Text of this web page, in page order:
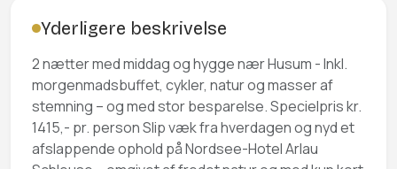
Yderligere beskrivelse
2 nætter med middag og hygge nær Husum - Inkl.
morgenmadsbuffet, cykler, natur og masser af
stemning – og med stor besparelse. Specielpris kr.
1415,- pr. person Slip væk fra hverdagen og nyd et
afslappende ophold på Nordsee-Hotel Arlau